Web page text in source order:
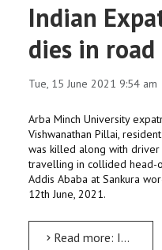
Indian
dies in
Tue, 15 June 2021 9:54 am
Arba Minch University
Vishwanathan Pillai,
was killed along with
travelling in collided head-
Addis Ababa at Sankura
12th June, 2021.
Read more: Indian Expatriate Dr Vishnu dies in road mishap